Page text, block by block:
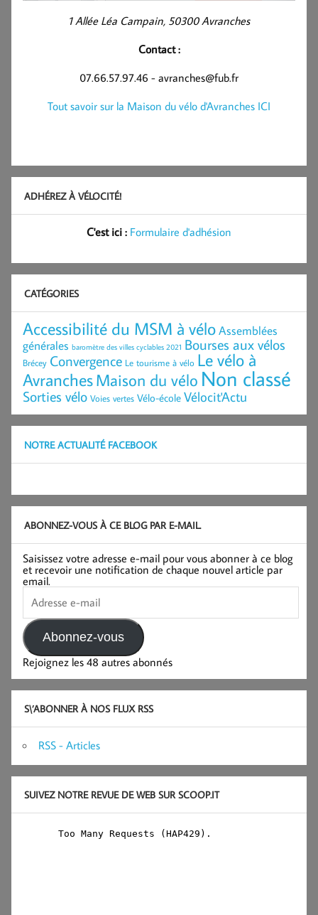
1 Allée Léa Campain, 50300 Avranches
Contact :
07.66.57.97.46 - avranches@fub.fr
Tout savoir sur la Maison du vélo d'Avranches ICI
ADHÉREZ À VÉLOCITÉ!
C'est ici : Formulaire d'adhésion
CATÉGORIES
Accessibilité du MSM à véloAssemblées
générales baromètre des villes cyclables 2021 Bourses aux vélos
Brécey Convergence Le tourisme à vélo Le vélo à
AvranchesMaison du vélo Non classé
Sorties vélo Voies vertes Vélo-école Vélocit'Actu
NOTRE ACTUALITÉ FACEBOOK
ABONNEZ-VOUS À CE BLOG PAR E-MAIL.
Saisissez votre adresse e-mail pour vous abonner à ce blog
et recevoir une notification de chaque nouvel article par
email.
Adresse
e-
mail
Abonnez-vous
Rejoignez les 48 autres abonnés
S\’ABONNER À NOS FLUX RSS
RSS - Articles
SUIVEZ NOTRE REVUE DE WEB SUR SCOOP.IT